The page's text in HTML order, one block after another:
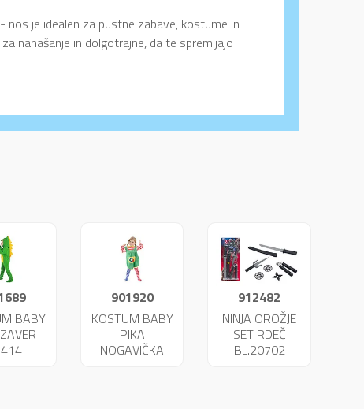
je idealen za pustne zabave, kostume in
nanašanje in dolgotrajne, da te spremljajo
BABY
901920
KOSTUM BABY
PIKA
NOGAVIČKA
912482
NINJA OROŽJE
SET RDEČ
BL.20702